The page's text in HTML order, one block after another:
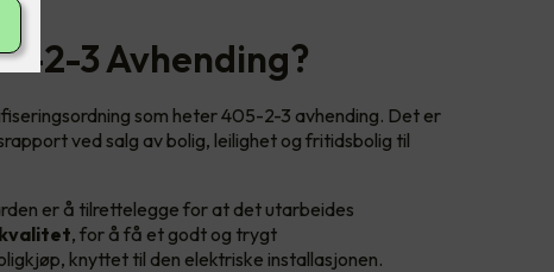
2-3 Avhending?
som heter 405-2-3 avhending. Det er
ved salg av bolig, leilighet og fritidsbolig til
er å tilrettelegge for at det utarbeides
, for å få et godt og trygt
knyttet til den elektriske installasjonen.